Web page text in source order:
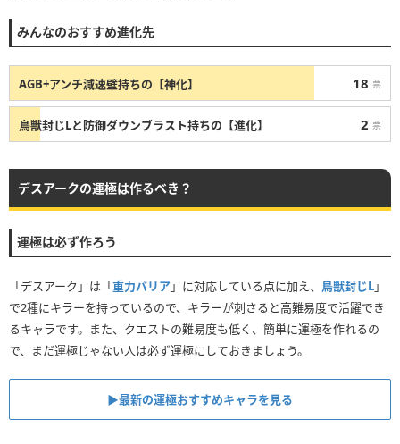
みんなのおすすめ進化先
AGB+アンチ減速壁持ちの【神化】 18 票
鳥獣封じLと防御ダウンブラスト持ちの【進化】 2 票
デスアークの運極は作るべき？
運極は必ず作ろう
「デスアーク」は「重力バリア」に対応している点に加え、 鳥獣封じL」
で2種にキラーを持っているので、キラーが刺さると高難易度で活躍でき
るキャラです。また、クエストの難易度も低く、簡単に運極を作れるの
で、まだ運極じゃない人は必ず運極にしておきましょう。
▶最新の運極おすすめキャラを見る